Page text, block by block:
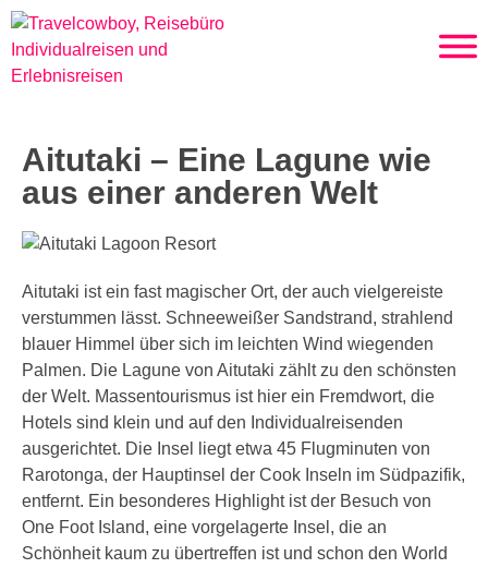
Aitutaki – Eine Lagune wie
aus einer anderen Welt
Aitutaki ist ein fast magischer Ort, der auch vielgereiste
verstummen lässt. Schneeweißer Sandstrand, strahlend
blauer Himmel über sich im leichten Wind wiegenden
Palmen. Die Lagune von Aitutaki zählt zu den schönsten
der Welt. Massentourismus ist hier ein Fremdwort, die
Hotels sind klein und auf den Individualreisenden
ausgerichtet. Die Insel liegt etwa 45 Flugminuten von
Rarotonga, der Hauptinsel der Cook Inseln im Südpazifik,
entfernt. Ein besonderes Highlight ist der Besuch von
One Foot Island, eine vorgelagerte Insel, die an
Schönheit kaum zu übertreffen ist und schon den World